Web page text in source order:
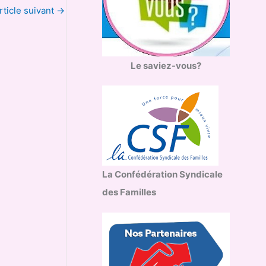
suivant →
Le saviez-vous?
La Confédération Syndicale
des Familles